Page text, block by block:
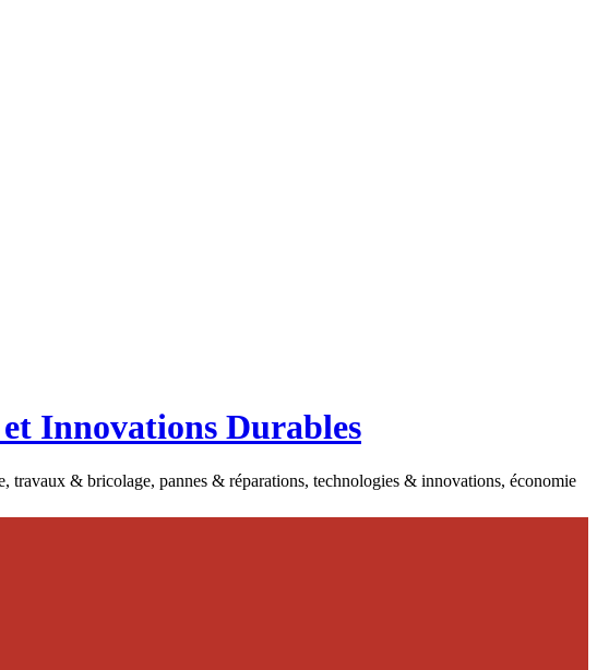
Innovations Durables
travaux & bricolage, pannes & réparations, technologies & innovations, économie